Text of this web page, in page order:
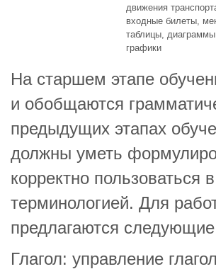
движения
входные билеты,
таблицы,
графики
На старшем этапе
и обобщаются
предыдущих этапах
должны уметь
корректно пользоваться
терминологией. Для
предлагаются
Глагол: управление